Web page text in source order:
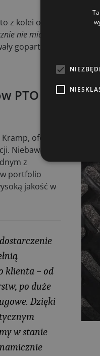
z kolei opcja
nie miał konkurencji –
gopart zostaną
PTO w
oferta
Niebawem
z
portfolio
jakość w
klienta – od
po duże
Dzięki
w stanie